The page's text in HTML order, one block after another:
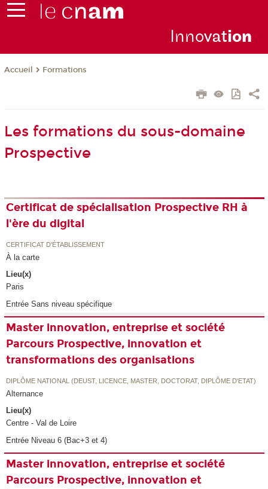
Innovation
Accueil Formations
Les formations du sous-domaine
Prospective
Certificat de spécialisation Prospective RH à
l'ère du digital
CERTIFICAT D'ÉTABLISSEMENT
À la carte
Lieu(x)
Paris
Entrée Sans niveau spécifique
Master innovation, entreprise et société
Parcours Prospective, innovation et
transformations des organisations
DIPLÔME NATIONAL (DEUST, LICENCE, MASTER, DOCTORAT, DIPLÔME D'ETAT)
Alternance
Lieu(x)
Centre - Val de Loire
Entrée Niveau 6 (Bac+3 et 4)
Master innovation, entreprise et société
Parcours Prospective, innovation et